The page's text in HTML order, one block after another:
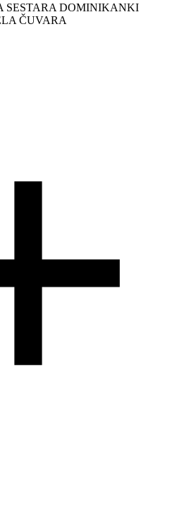
SESTARA DOMINIKANKI
ČUVARA